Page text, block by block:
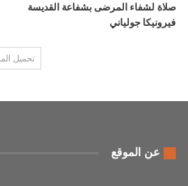
صلاة لشفاء المرضى بشفاعة القديسة
فيرونيكا جولياني
تحميل
عن الموقع